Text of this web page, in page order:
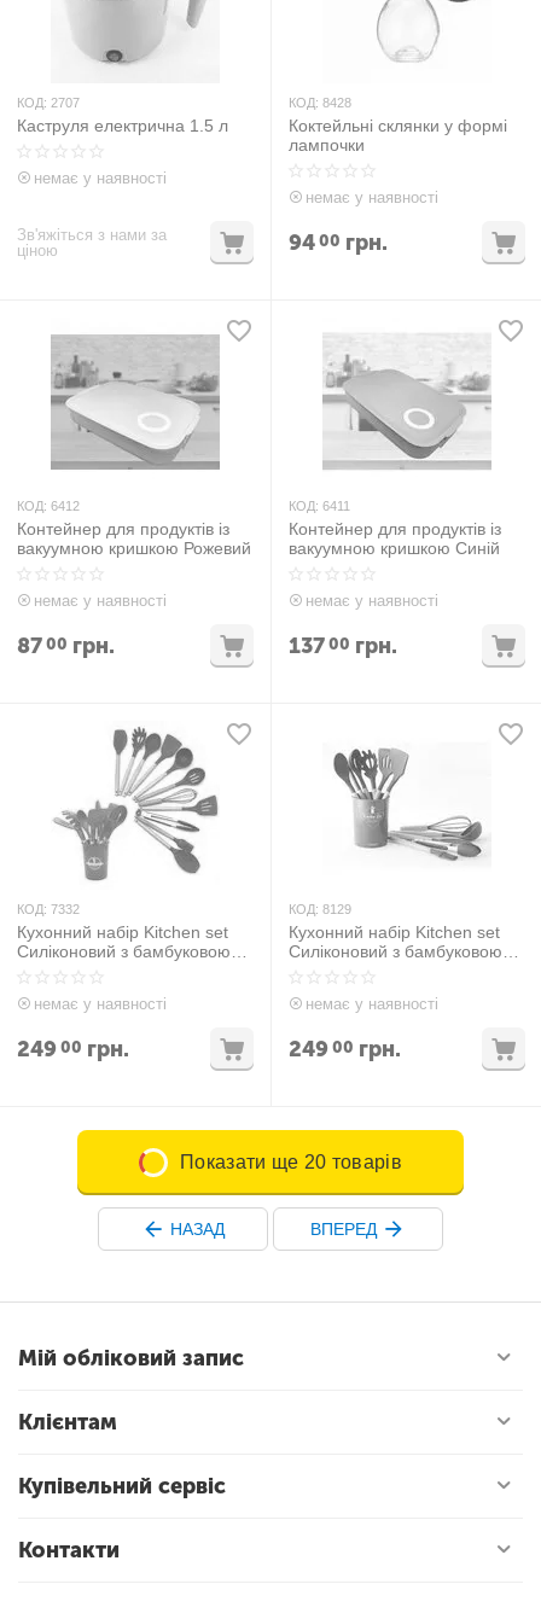
КОД: 2707
Каструля електрична 1.5 л
немає у наявності
Зв'яжіться з нами за
ціною
КОД: 8428
Коктейльні склянки у формі
лампочки
немає у наявності
9400 грн.
КОД: 6412
Контейнер для продуктів із
вакуумною кришкою Рожевий
немає у наявності
8700 грн.
КОД: 6411
Контейнер для продуктів із
вакуумною кришкою Синій
немає у наявності
13700 грн.
КОД: 7332
Кухонний набір Kitchen set
Силіконовий з бамбуковою
ручкою 12 предметів
немає у наявності
24900 грн.
КОД: 8129
Кухонний набір Kitchen set
Силіконовий з бамбуковою
ручкою 12 предметів Сірий
немає у наявності
24900 грн.
Показати ще 20 товарів
НАЗАД ВПЕРЕД
Мій обліковий запис
Клієнтам
Купівельний сервіс
Контакти